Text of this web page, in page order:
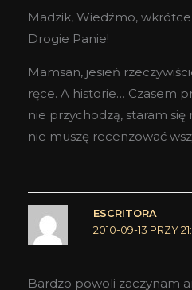
Madzik, Wiedźmo,
Drogie Panie!
Mamsan, jesień
ręce. A historie… Czasem
nie przychodzą, staram
nie muszę recenzować
ESCRITORA
2010-09-13 PRZY
Bardzo powoli zaczynam